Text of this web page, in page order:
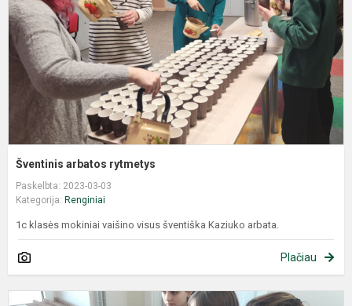
Šventinis arbatos rytmetys
Paskelbta: 2023-03-03
Kategorija: Renginiai
1c klasės mokiniai vaišino visus šventiška Kaziuko arbata.
Plačiau